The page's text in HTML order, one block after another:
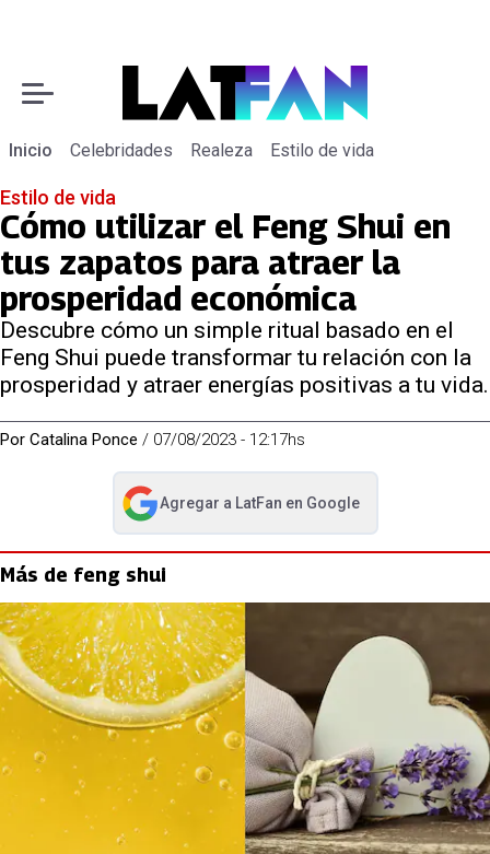
Inicio Celebridades Realeza Estilo de vida
Estilo de vida
Cómo utilizar el Feng Shui en
tus zapatos para atraer la
prosperidad económica
Descubre cómo un simple ritual basado en el
Feng Shui puede transformar tu relación con la
prosperidad y atraer energías positivas a tu vida.
Por Catalina Ponce / 07/08/2023 - 12:17hs
Agregar a LatFan en Google
abre en nueva pestaña
Más de feng shui